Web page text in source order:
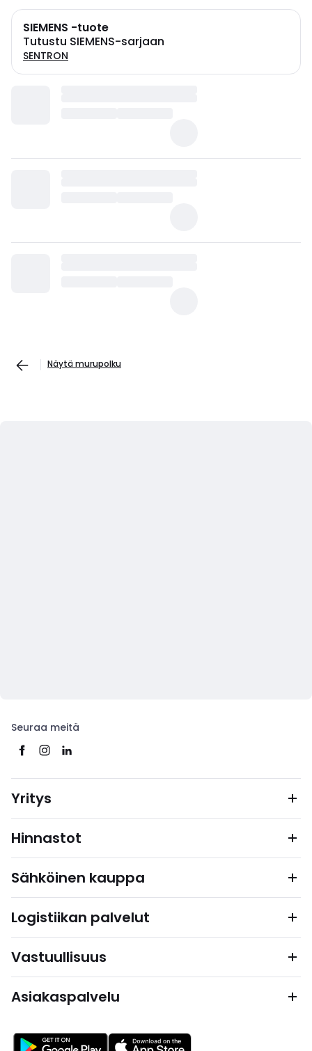
SIEMENS -tuote
Tutustu SIEMENS-sarjaan
SENTRON
Näytä murupolku
Seuraa meitä
Yritys
Hinnastot
Sähköinen kauppa
Logistiikan palvelut
Vastuullisuus
Asiakaspalvelu